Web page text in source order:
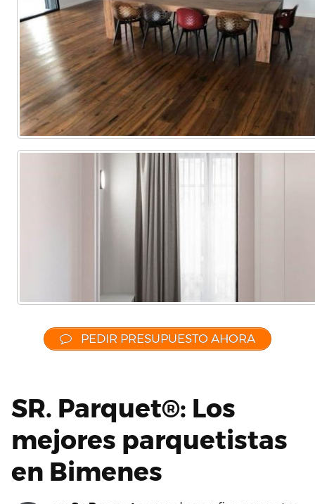
PEDIR PRESUPUESTO AHORA
SR. Parquet®: Los
mejores parquetistas
en Bimenes